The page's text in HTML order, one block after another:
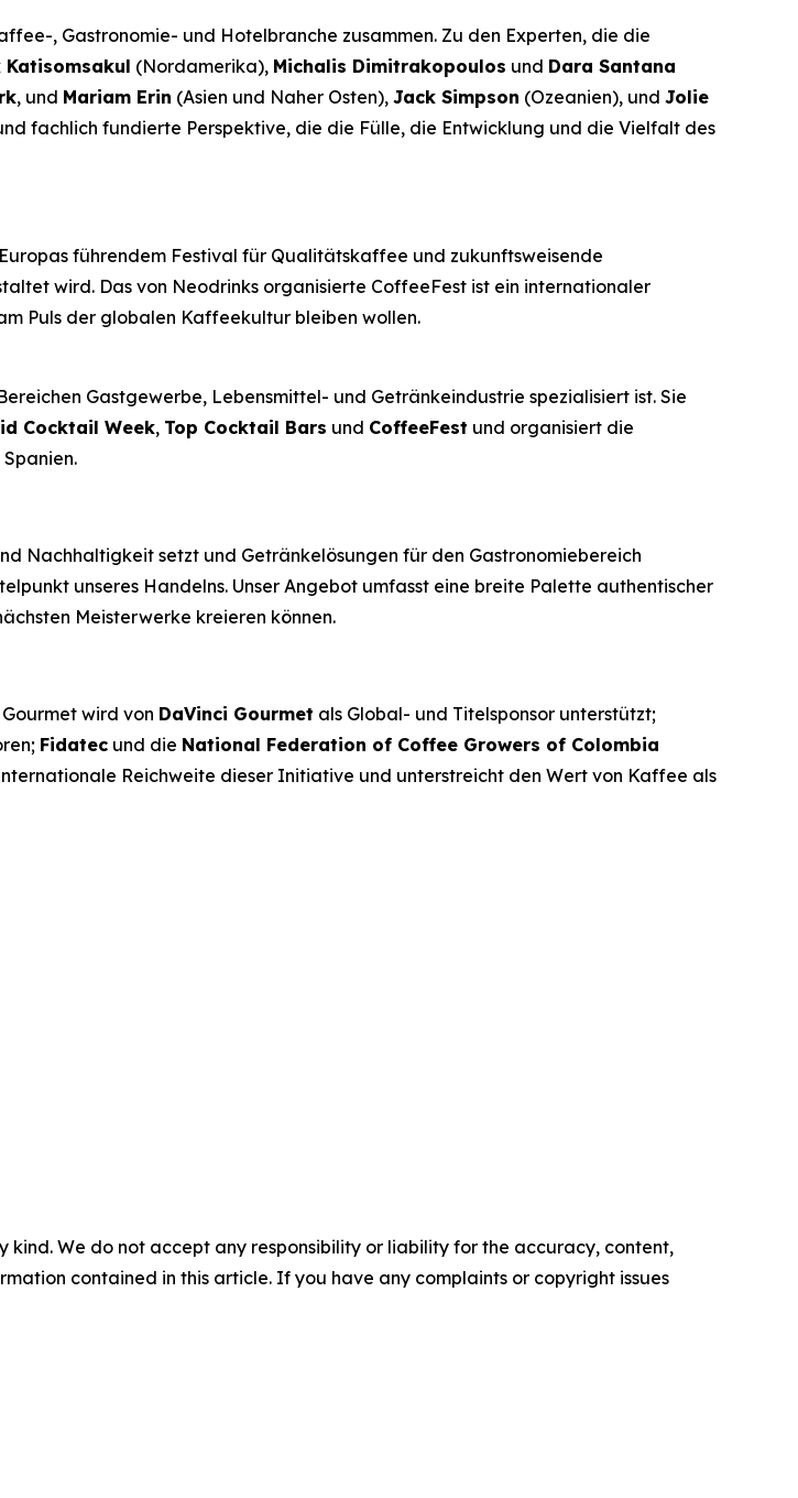
, Gastronomie- und Hotelbranche zusammen. Zu den Experten, die die
Katisomsakul (Nordamerika), Michalis Dimitrakopoulos und Dara Santana
, und Mariam Erin (Asien und Naher Osten), Jack Simpson (Ozeanien), und Jolie
fachlich fundierte Perspektive, die die Fülle, die Entwicklung und die Vielfalt des
führendem Festival für Qualitätskaffee und zukunftsweisende
wird. Das von Neodrinks organisierte CoffeeFest ist ein internationaler
Puls der globalen Kaffeekultur bleiben wollen.
Gastgewerbe, Lebensmittel- und Getränkeindustrie spezialisiert ist. Sie
Cocktail Week, Top Cocktail Bars und CoffeeFest und organisiert die
Spanien.
Nachhaltigkeit setzt und Getränkelösungen für den Gastronomiebereich
unseres Handelns. Unser Angebot umfasst eine breite Palette authentischer
Meisterwerke kreieren können.
wird von DaVinci Gourmet als Global- und Titelsponsor unterstützt;
Fidatec und die National Federation of Coffee Growers of Colombia
Reichweite dieser Initiative und unterstreicht den Wert von Kaffee als
kind. We do not accept any responsibility or liability for the accuracy, content,
contained in this article. If you have any complaints or copyright issues